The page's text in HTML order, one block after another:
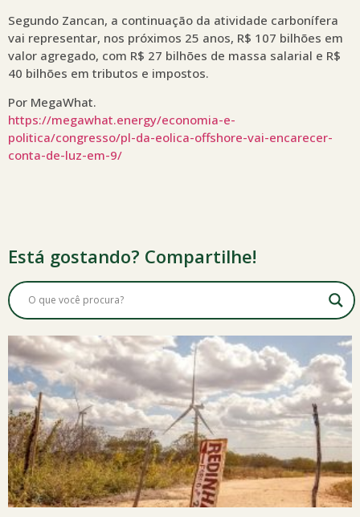
Segundo Zancan, a continuação da atividade carbonífera
vai representar, nos próximos 25 anos, R$ 107 bilhões em
valor agregado, com R$ 27 bilhões de massa salarial e R$
40 bilhões em tributos e impostos.
Por MegaWhat.
https://megawhat.energy/economia-e-
politica/congresso/pl-da-eolica-offshore-vai-encarecer-
conta-de-luz-em-9/
Está gostando? Compartilhe!